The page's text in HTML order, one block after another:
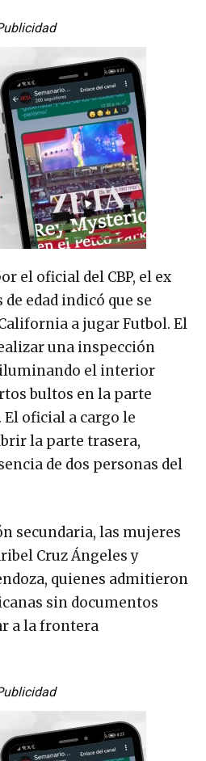
el oficial del CBP, el ex
edad indicó que se
a jugar Futbol. El
una inspección
el interior
bultos en la parte
oficial a cargo le
la parte trasera,
de dos personas del
secundaria, las mujeres
Cruz Ángeles y
quienes admitieron
sin documentos
a la frontera